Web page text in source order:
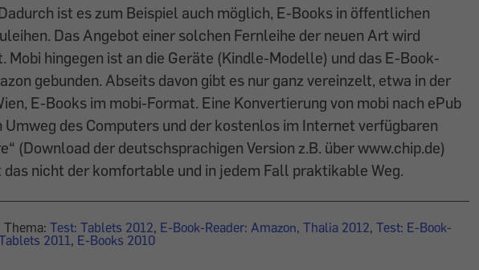
ist es zum Beispiel auch möglich, E-Books in öffentlichen
Das Angebot einer solchen Fernleihe der neuen Art wird
Mobi hingegen ist an die Geräte (Kindle-Modelle) und das E-Book-
gebunden. Abseits davon gibt es nur ganz vereinzelt, etwa in der
E-Books im mobi-Format. Eine Konvertierung von mobi nach ePub
Umweg des Computers und der kostenlos im Internet verfügbaren
(Download der deutschsprachigen Version z.B. über www.chip.de)
nicht der komfortable und in jedem Fall praktikable Weg.
Test: Tablets 2012, E-Book-Reader: Amazon, Thalia 2012, Test: E-Book-
2011, E-Books 2010